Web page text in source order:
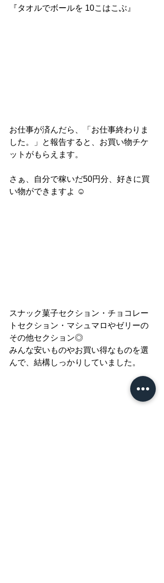
『タオルでボールを 10こはこぶ』
お仕事が済んだら、「お仕事終わりま
した。」と報告すると、お買い物チケ
ットがもらえます。
さぁ、自分で稼いだ50円分、好きに買
い物ができますよ ☺︎
スナック菓子セクション・チョコレー
トセクション・マシュマロやゼリーの
その他セクション◎
みんな安いものやお買い得なものを選
んで、結構しっかりしていました。